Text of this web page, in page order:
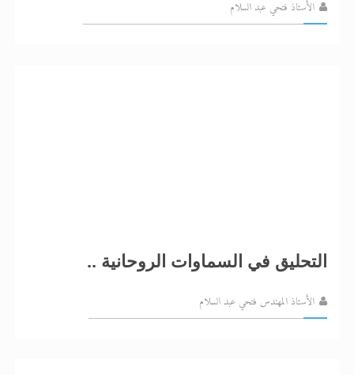
الأستاذ فتحي عبد السلام
التحليق في السماوات الروحانية ..
الأستاذ المهندس فتحي عبد السلام